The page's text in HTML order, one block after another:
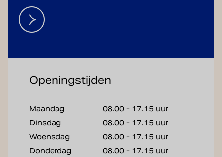
Openingstijden
Maandag
08.00 - 17.15 uur
Dinsdag
08.00 - 17.15 uur
Woensdag
08.00 - 17.15 uur
Donderdag
08.00 - 17.15 uur